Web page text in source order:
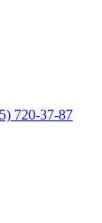
720-37-87